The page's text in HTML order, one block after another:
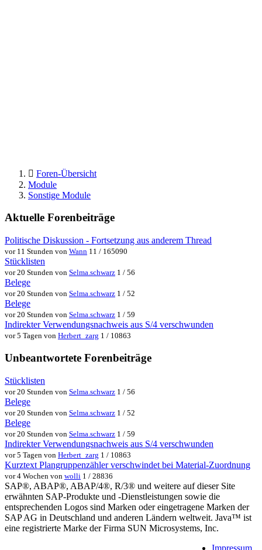
Foren-Übersicht
Module
Sonstige Module
Aktuelle Forenbeiträge
Politische Diskussion - Fortsetzung aus anderem Thread
vor 11 Stunden von Wann 11 / 165090
Stücklisten
vor 20 Stunden von Selma.schwarz 1 / 56
Belege
vor 20 Stunden von Selma.schwarz 1 / 52
Belege
vor 20 Stunden von Selma.schwarz 1 / 59
Indirekter Verwendungsnachweis aus S/4 verschwunden
vor 5 Tagen von Herbert_zarg 1 / 10863
Unbeantwortete Forenbeiträge
Stücklisten
vor 20 Stunden von Selma.schwarz 1 / 56
Belege
vor 20 Stunden von Selma.schwarz 1 / 52
Belege
vor 20 Stunden von Selma.schwarz 1 / 59
Indirekter Verwendungsnachweis aus S/4 verschwunden
vor 5 Tagen von Herbert_zarg 1 / 10863
Kurztext Plangruppenzähler verschwindet bei Material-Zuordnung
vor 4 Wochen von wolli 1 / 28836
SAP®, ABAP®, ABAP/4®, R/3® und weitere auf dieser Site
erwähnten SAP-Produkte und -Dienstleistungen sowie die
entsprechenden Logos sind Marken oder eingetragene Marken der
SAP AG in Deutschland und anderen Ländern weltweit. Java™ ist
eine registrierte Marke der Firma SUN Microsystems, Inc.
Impressum